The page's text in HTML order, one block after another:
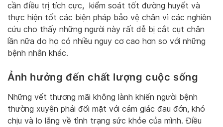
cần điều trị tích cực, kiểm soát tốt đường huyết và
thực hiện tốt các biện pháp bảo vệ chân vì các nghiên
cứu cho thấy những người này rất dễ bị cắt cụt chân
lần nữa do họ có nhiều nguy cơ cao hơn so với những
bệnh nhân khác.
Ảnh hưởng đến chất lượng cuộc sống
Những vết thương mãi không lành khiến người bệnh
thường xuyên phải đối mặt với cảm giác đau đớn, khó
chịu và lo lắng về tình trạng sức khỏe của mình. Điều